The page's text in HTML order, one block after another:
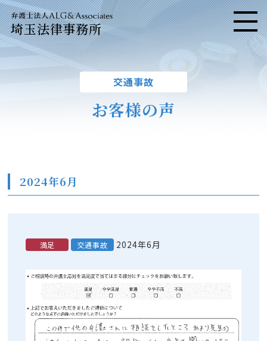
埼玉法律事務所 メニ
交通事故
お客様の声
2024年6月
満足 交通事故 2024年6月